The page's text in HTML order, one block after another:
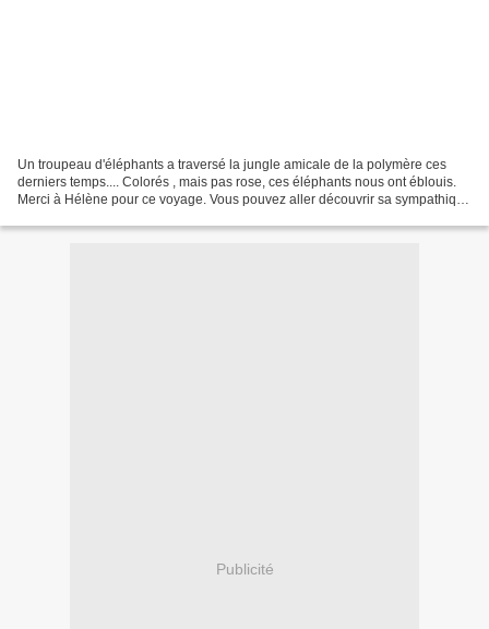
Un troupeau d'éléphants a traversé la jungle amicale de la polymère ces
derniers temps.... Colorés , mais pas rose, ces éléphants nous ont éblouis.
Merci à Hélène pour ce voyage. Vous pouvez aller découvrir sa sympathique
Publicité